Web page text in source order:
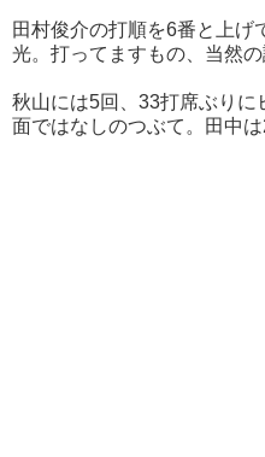
田村俊介の打順を6番と上げ
光。打ってますもの、当然の
秋山には5回、33打席ぶり
面ではなしのつぶて。田中は